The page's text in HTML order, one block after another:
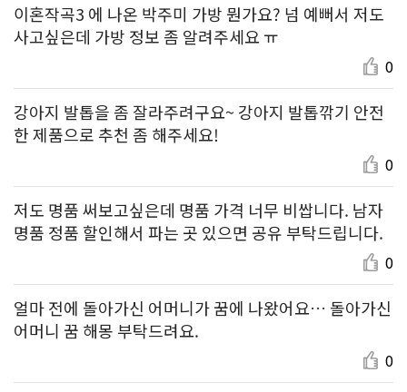
이혼작곡3 에 나온 박주미 가방 뭔가요? 넘 예뻐서 저도
사고싶은데 가방 정보 좀 알려주세요 ㅠ
0
강아지 발톱을 좀 잘라주려구요~ 강아지 발톱깎기 안전
한 제품으로 추천 좀 해주세요!
0
저도 명품 써보고싶은데 명품 가격 너무 비쌉니다. 남자
명품 정품 할인해서 파는 곳 있으면 공유 부탁드립니다.
0
얼마 전에 돌아가신 어머니가 꿈에 나왔어요… 돌아가신
어머니 꿈 해몽 부탁드려요.
0